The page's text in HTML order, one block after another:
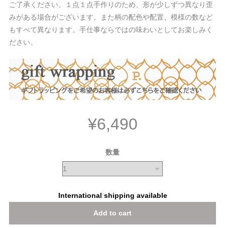
ご了承ください。１点１点手作りのため、形が少しずつ異なり歪
みがある場合がございます。また柄の配色や配置、模様の数など
もすべて異なります。手仕事ならではの味わいとしてお楽しみく
ださい。
¥6,490
数量
International shipping available
Add to cart